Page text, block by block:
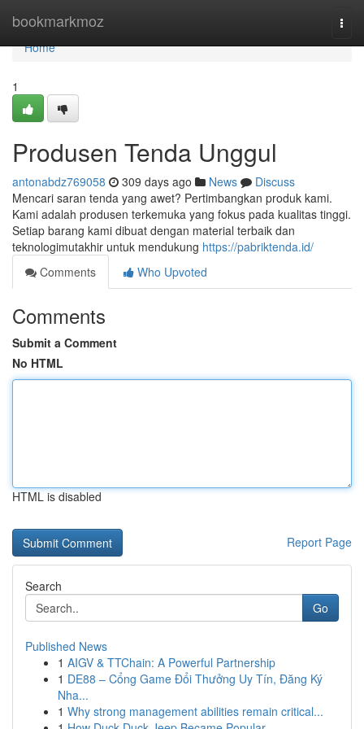
bookmarkmoz
Home
Home
1
Produsen Tenda Unggul
antonabdz769058 309 days ago News
Discuss
Mencari saran tenda yang awet? Pertimbangkan produk kami.
Kami adalah produsen terkemuka yang fokus pada kualitas tinggi.
Setiap barang kami dibuat dengan material terbaik dan
teknologimutakhir untuk mendukung https://pabriktenda.id/
Comments
Who Upvoted
Comments
Submit a Comment
No HTML
HTML is disabled
Report Page
Search
Go
Published News
1 AIGV & TTChain: A Powerful Partnership
1 DE88 – Cổng Game Đổi Thưởng Uy Tín, Đăng Ký
Nha...
1 Why strong management abilities remain critical...